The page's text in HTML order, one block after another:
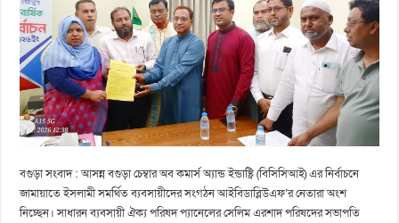
বগুড়া সংবাদ : আসন্ন বগুড়া চেম্বার অব কমার্স অ্যান্ড ইন্ডাষ্ট্রি (বিসিসিআই) এর নির্বাচনে
জামায়াতে ইসলামী সমর্থিত ব্যবসায়ীদের সংগঠন আইবিডাব্লিউএফ’র নেতারা অংশ
নিচ্ছেন। সাধারন ব্যবসায়ী ঐক্য পরিষদ প্যানেলের সেলিম এরশাদ পরিষদের সভাপতি